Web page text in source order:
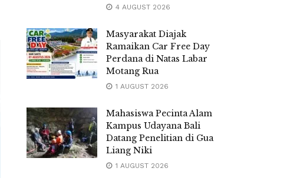
4 AUGUST 2026
Masyarakat Diajak
Ramaikan Car Free Day
Perdana di Natas Labar
Motang Rua
1 AUGUST 2026
Mahasiswa Pecinta Alam
Kampus Udayana Bali
Datang Penelitian di Gua
Liang Niki
1 AUGUST 2026